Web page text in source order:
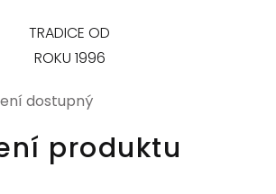
TRADICE OD
ROKU 1996
dostupný
produktu